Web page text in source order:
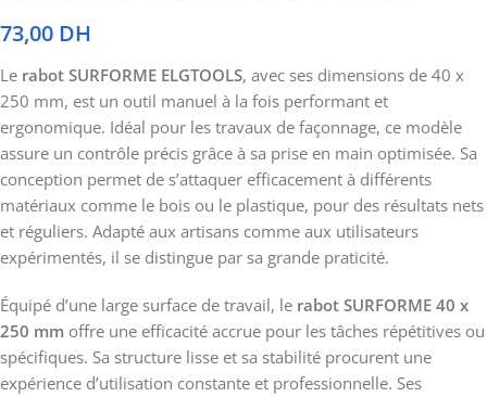
73,00 DH
Le rabot SURFORME ELGTOOLS, avec ses dimensions de 40 x
250 mm, est un outil manuel à la fois performant et
ergonomique. Idéal pour les travaux de façonnage, ce modèle
assure un contrôle précis grâce à sa prise en main optimisée. Sa
conception permet de s’attaquer efficacement à différents
matériaux comme le bois ou le plastique, pour des résultats nets
et réguliers. Adapté aux artisans comme aux utilisateurs
expérimentés, il se distingue par sa grande praticité.
Équipé d’une large surface de travail, le rabot SURFORME 40 x
250 mm offre une efficacité accrue pour les tâches répétitives ou
spécifiques. Sa structure lisse et sa stabilité procurent une
expérience d’utilisation constante et professionnelle. Ses